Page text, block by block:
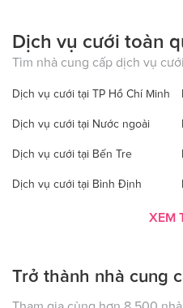
Dịch vụ cưới toàn
Tìm nhà cung cấp dịch vụ
Dịch vụ cưới tại TP Hồ Chí Minh
Dịch vụ cưới tại Nước ngoài
Dịch vụ cưới tại Bến Tre
Dịch vụ cưới tại Bình Định
Dịch vụ cưới tại Bình Thuận
Dịch vụ cưới tại Hà Nội
Dịch vụ cưới tại Điện Biên
XEM
Trở thành nhà cung